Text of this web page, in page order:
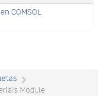
COMSOL
Module